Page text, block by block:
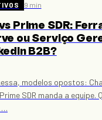
9 min
Prime SDR:
ou Serviço
B2B?
modelos opostos:
SDR manda a equipe.
…